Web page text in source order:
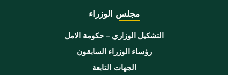
مجلس الوزراء
التشكيل الوزاري – حكومة الامل
رؤساء الوزراء السابقون
الجهات التابعة